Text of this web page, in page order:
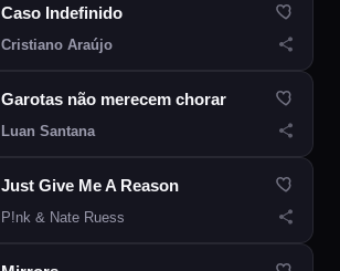
Caso Indefinido
Cristiano Araújo
Garotas não merecem chorar
Luan Santana
Just Give Me A Reason
P!nk & Nate Ruess